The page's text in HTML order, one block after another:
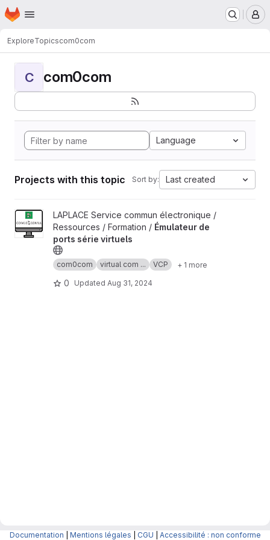
Skip to main content
Homepage
ExploreTopicscom0com
C com0com
Language
Projects with this topic Sort by: Last created
View Émulateur de ports série virtuels project
LAPLACE Service commun électronique /
Ressources / Formation / Émulateur de
ports série virtuels
com0com virtual com ... VCP + 1 more
0 Updated Aug 31, 2024
Documentation Mentions légales CGU Accessibilité : non conforme